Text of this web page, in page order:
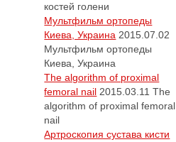
костей голени
Мультфильм ортопеды
Киева, Украина 2015.07.02
Мультфильм ортопеды
Киева, Украина
The algorithm of proximal
femoral nail 2015.03.11 The
algorithm of proximal femoral
nail
Артроскопия сустава кисти